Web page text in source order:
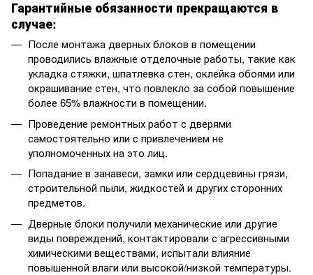
Гарантийные обязанности прекращаются в
случае:
После монтажа дверных блоков в помещении
проводились влажные отделочные работы, такие как
укладка стяжки, шпатлевка стен, оклейка обоями или
окрашивание стен, что повлекло за собой повышение
более 65% влажности в помещении.
Проведение ремонтных работ с дверями
самостоятельно или с привлечением не
уполномоченных на это лиц.
Попадание в занавеси, замки или сердцевины грязи,
строительной пыли, жидкостей и других сторонних
предметов.
Дверные блоки получили механические или другие
виды повреждений, контактировали с агрессивными
химическими веществами, испытали влияние
повышенной влаги или высокой/низкой температуры.